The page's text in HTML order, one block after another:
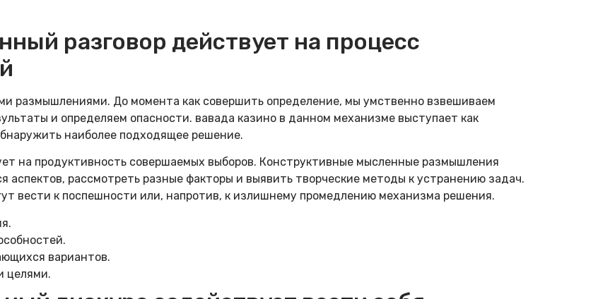
разговор действует на процесс
размышлениями. До момента как совершить определение, мы умственно взвешиваем
и определяем опасности. вавада казино в данном механизме выступает как
наиболее подходящее решение.
на продуктивность совершаемых выборов. Конструктивные мысленные размышления
рассмотреть разные факторы и выявить творческие методы к устранению задач.
вести к поспешности или, напротив, к излишнему промедлению механизма решения.
вариантов.
целями.